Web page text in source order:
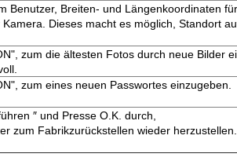
Benutzer, Breiten- und Längenkoordinaten
Kamera. Dieses macht es möglich, Standort
zum die ältesten Fotos durch neue Bilder
zum eines neuen Passwortes einzugeben.
″ und Presse O.K. durch,
zum Fabrikzurückstellen wieder herzustellen.